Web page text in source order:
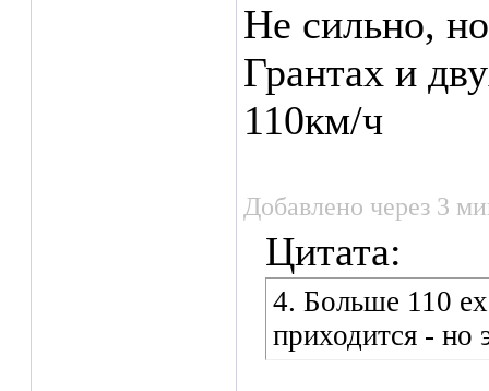
Не сильно,
Грантах и
110км/ч
Добавлено через 3
Цитата:
4. Больше 110
приходится - но